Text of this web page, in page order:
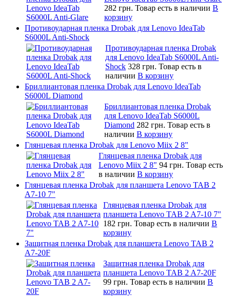
282 грн. Товар есть в наличии В
корзину
Противоударная пленка Drobak для Lenovo IdeaTab
S6000L Anti-Shock
Противоударная пленка Drobak
для Lenovo IdeaTab S6000L Anti-
Shock 328 грн. Товар есть в
наличии В корзину
Бриллиантовая пленка Drobak для Lenovo IdeaTab
S6000L Diamond
Бриллиантовая пленка Drobak
для Lenovo IdeaTab S6000L
Diamond 282 грн. Товар есть в
наличии В корзину
Глянцевая пленка Drobak для Lenovo Miix 2 8"
Глянцевая пленка Drobak для
Lenovo Miix 2 8" 94 грн. Товар есть
в наличии В корзину
Глянцевая пленка Drobak для планшета Lenovo TAB 2
A7-10 7"
Глянцевая пленка Drobak для
планшета Lenovo TAB 2 A7-10 7"
182 грн. Товар есть в наличии В
корзину
Защитная пленка Drobak для планшета Lenovo TAB 2
A7-20F
Защитная пленка Drobak для
планшета Lenovo TAB 2 A7-20F
99 грн. Товар есть в наличии В
корзину